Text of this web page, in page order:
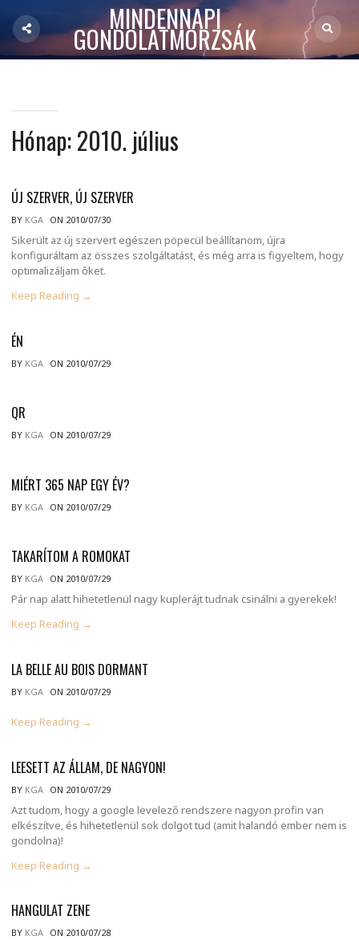
MINDENNAPI
GONDOLATMORZSÁK
Hónap:2010. július
ÚJ SZERVER, ÚJ SZERVER
BY KGA ON 2010/07/30
Sikerült az új szervert egészen pöpecül beállítanom, újra
konfiguráltam az összes szolgáltatást, és még arra is figyeltem, hogy
optimalizáljam őket.
Keep Reading →
ÉN
BY KGA ON 2010/07/29
QR
BY KGA ON 2010/07/29
MIÉRT 365 NAP EGY ÉV?
BY KGA ON 2010/07/29
TAKARÍTOM A ROMOKAT
BY KGA ON 2010/07/29
Pár nap alatt hihetetlenül nagy kuplerájt tudnak csinálni a gyerekek!
Keep Reading →
LA BELLE AU BOIS DORMANT
BY KGA ON 2010/07/29
Keep Reading →
LEESETT AZ ÁLLAM, DE NAGYON!
BY KGA ON 2010/07/29
Azt tudom, hogy a google levelező rendszere nagyon profin van
elkészítve, és hihetetlenül sok dolgot tud (amit halandó ember nem is
gondolna)!
Keep Reading →
HANGULAT ZENE
BY KGA ON 2010/07/28